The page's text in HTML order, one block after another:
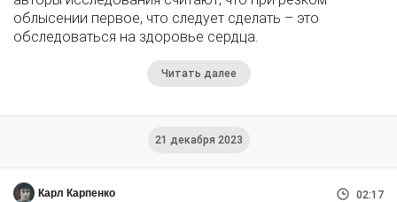
облысении первое, что следует сделать – это
обследоваться на здоровье сердца.
Читать далее
21 декабря 2023
Карл Карпенко 02:17